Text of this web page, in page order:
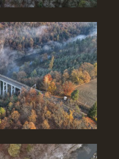
Milan Hořejší
Bechyně
tel: 723 110 399
milan.horejsi@seznam.cz
|RSS|WebSlice |Tisk|